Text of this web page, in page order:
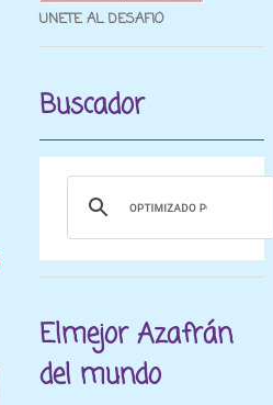
UNETE AL DESAFIO
Buscador
Elmejor Azafrán
del mundo